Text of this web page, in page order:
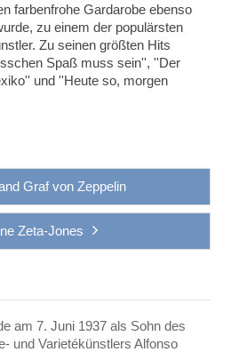
farbenfrohe Gardarobe ebenso
zu einem der populärsten
Zu seinen größten Hits
Spaß muss sein'', ''Der
und ''Heute so, morgen
Graf von Zeppelin
Zeta-Jones
am 7. Juni 1937 als Sohn des
und Varietékünstlers Alfonso